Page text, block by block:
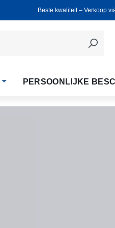
Beste kwaliteit ‒ Verkoop
PERSOONLIJKE